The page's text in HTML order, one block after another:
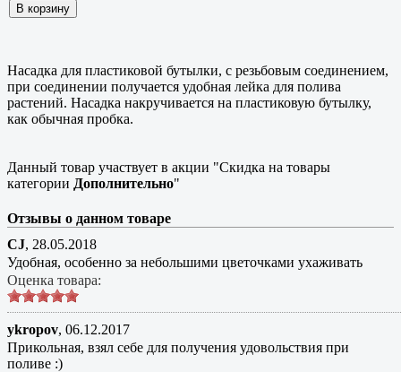
Насадка для пластиковой бутылки, с резьбовым соединением,
при соединении получается удобная лейка для полива
растений. Насадка накручивается на пластиковую бутылку,
как обычная пробка.
Данный товар участвует в акции "Скидка на товары
категории Дополнительно"
Отзывы о данном товаре
CJ, 28.05.2018
Удобная, особенно за небольшими цветочками ухаживать
Оценка товара:
ykropov, 06.12.2017
Прикольная, взял себе для получения удовольствия при
поливе :)